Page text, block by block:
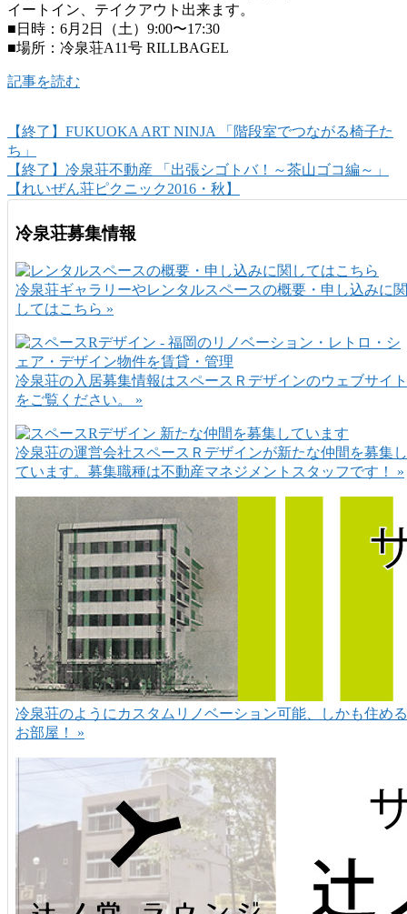
イートイン、テイクアウト出来ます。
■日時：6月2日（土）9:00〜17:30
■場所：冷泉荘A11号 RILLBAGEL
記事を読む
【終了】FUKUOKA ART NINJA 「階段室でつながる椅子た
ち」
【終了】冷泉荘不動産 「出張シゴトバ！～茶山ゴコ編～」
【れいぜん荘ピクニック2016・秋】
冷泉荘募集情報
冷泉荘ギャラリーやレンタルスペースの概要・申し込みに関
してはこちら »
冷泉荘の入居募集情報はスペースＲデザインのウェブサイト
をご覧ください。 »
冷泉荘の運営会社スペースＲデザインが新たな仲間を募集し
ています。募集職種は不動産マネジメントスタッフです！ »
冷泉荘のようにカスタムリノベーション可能、しかも住める
お部屋！ »